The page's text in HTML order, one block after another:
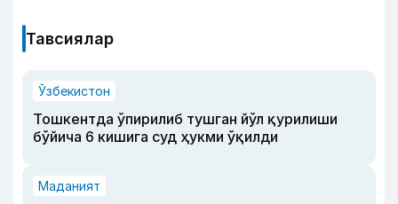
Тавсиялар
Ўзбекистон
Тошкентда ўпирилиб тушган йўл қурилиши
бўйича 6 кишига суд ҳукми ўқилди
Маданият